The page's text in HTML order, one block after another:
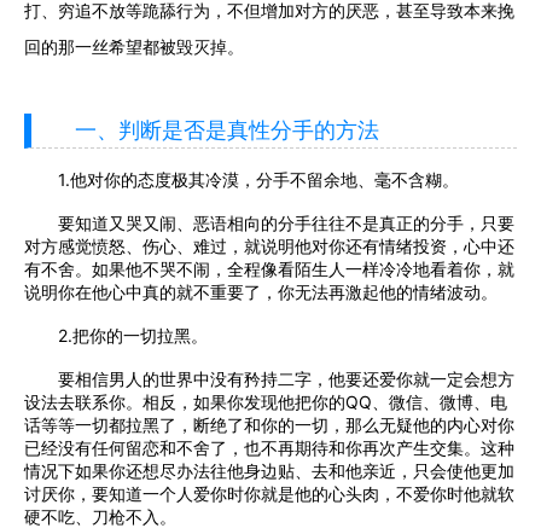
打、穷追不放等跪舔行为，不但增加对方的厌恶，甚至导致本来挽
回的那一丝希望都被毁灭掉。
一、判断是否是真性分手的方法
1.他对你的态度极其冷漠，分手不留余地、毫不含糊。
要知道又哭又闹、恶语相向的分手往往不是真正的分手，只要
对方感觉愤怒、伤心、难过，就说明他对你还有情绪投资，心中还
有不舍。如果他不哭不闹，全程像看陌生人一样冷冷地看着你，就
说明你在他心中真的就不重要了，你无法再激起他的情绪波动。
2.把你的一切拉黑。
要相信男人的世界中没有矜持二字，他要还爱你就一定会想方
设法去联系你。相反，如果你发现他把你的QQ、微信、微博、电
话等等一切都拉黑了，断绝了和你的一切，那么无疑他的内心对你
已经没有任何留恋和不舍了，也不再期待和你再次产生交集。这种
情况下如果你还想尽办法往他身边贴、去和他亲近，只会使他更加
讨厌你，要知道一个人爱你时你就是他的心头肉，不爱你时他就软
硬不吃、刀枪不入。